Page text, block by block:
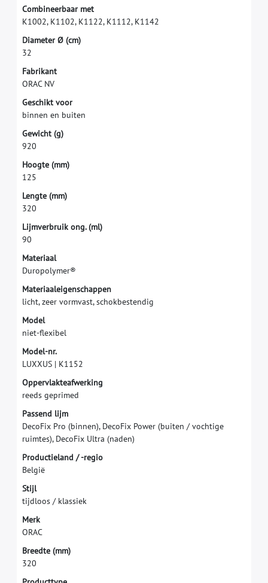
Combineerbaar met
K1002, K1102, K1122, K1112, K1142
Diameter Ø (cm)
32
Fabrikant
ORAC NV
Geschikt voor
binnen en buiten
Gewicht (g)
920
Hoogte (mm)
125
Lengte (mm)
320
Lijmverbruik ong. (ml)
90
Materiaal
Duropolymer®
Materiaaleigenschappen
licht, zeer vormvast, schokbestendig
Model
niet-fexibel
Model-nr.
LUXXUS | K1152
Oppervlakteafwerking
reeds geprimed
Passend lijm
DecoFix Pro (binnen), DecoFix Power (buiten / vochtige
ruimtes), DecoFix Ultra (naden)
Productieland /-regio
België
Stijl
tijdloos / klassiek
Merk
ORAC
Breedte (mm)
320